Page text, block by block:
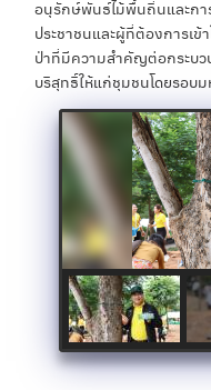
อนุรักษ์พันธ์ไม้พื้นถิ่นและกา
ประชาชนและผู้ที่ต้องการเข้
ป่าที่มีความสำคัญต่อกระบ
บริสุทธิ์ให้แก่ชุมชนโดยรอบ